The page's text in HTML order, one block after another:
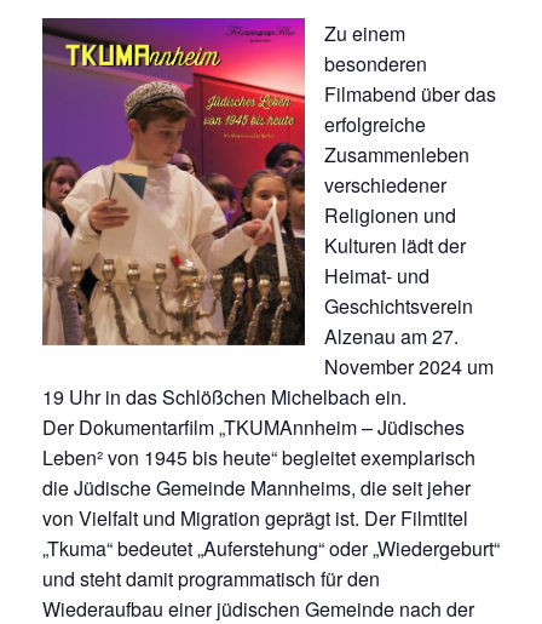
Zu einem
besonderen
Filmabend über das
erfolgreiche
Zusammenleben
verschiedener
Religionen und
Kulturen lädt der
Heimat- und
Geschichtsverein
Alzenau am 27.
November 2024 um
19 Uhr in das Schlößchen Michelbach ein.
Der Dokumentarfilm „TKUMAnnheim – Jüdisches
Leben² von 1945 bis heute“ begleitet exemplarisch
die Jüdische Gemeinde Mannheims, die seit jeher
von Vielfalt und Migration geprägt ist. Der Filmtitel
„Tkuma“ bedeutet „Auferstehung“ oder „Wiedergeburt“
und steht damit programmatisch für den
Wiederaufbau einer jüdischen Gemeinde nach der